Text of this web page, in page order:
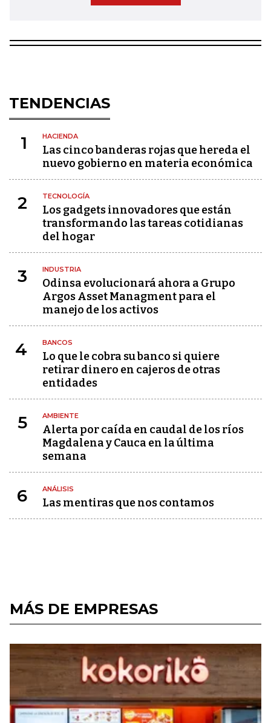
TENDENCIAS
1 HACIENDA
Las cinco banderas rojas que hereda el
nuevo gobierno en materia económica
2 TECNOLOGÍA
Los gadgets innovadores que están
transformando las tareas cotidianas
del hogar
3 INDUSTRIA
Odinsa evolucionará ahora a Grupo
Argos Asset Managment para el
manejo de los activos
4 BANCOS
Lo que le cobra su banco si quiere
retirar dinero en cajeros de otras
entidades
5 AMBIENTE
Alerta por caída en caudal de los ríos
Magdalena y Cauca en la última
semana
6 ANÁLISIS
Las mentiras que nos contamos
MÁS DE EMPRESAS